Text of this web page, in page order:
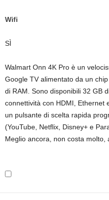
Wifi
SÌ
Walmart Onn 4K Pro è un
Google TV alimentato da un
di RAM. Sono disponibili 32 GB
connettività con HDMI, Ethernet
un pulsante di scelta rapida
(YouTube, Netflix, Disney+ e
Meglio ancora, non costa molto,